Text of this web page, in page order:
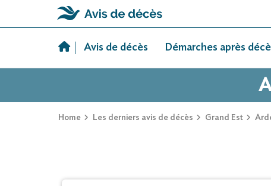
Avis de décès Démarches après
Home Les derniers avis de décès Grand Est